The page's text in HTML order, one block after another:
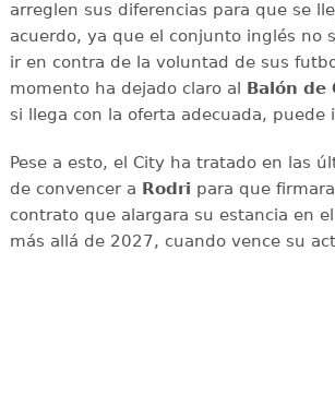
arreglen sus diferencias para que se
acuerdo, ya que el conjunto inglés no
ir en contra de la voluntad de sus
momento ha dejado claro al Balón de
si llega con la oferta adecuada, puede
Pese a esto, el City ha tratado en las
de convencer a Rodri para que
contrato que alargara su estancia en
más allá de 2027, cuando vence su